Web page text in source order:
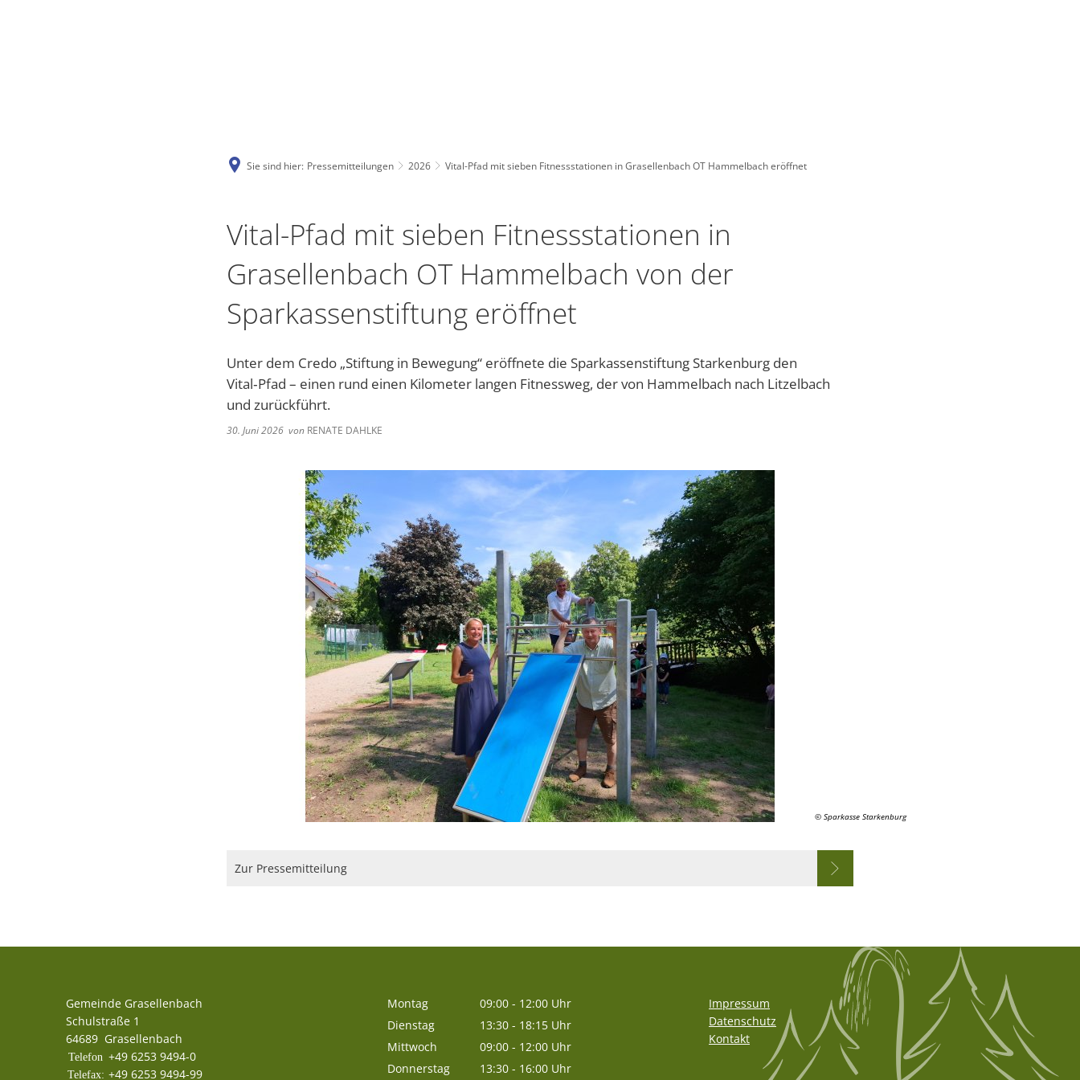
Sie sind hier: Pressemitteilungen 2026 Vital-Pfad mit sieben Fitnessstationen in Grasellenbach OT Hammelbach eröffnet
Vital-Pfad mit sieben Fitnessstationen in
Grasellenbach OT Hammelbach von der
Sparkassenstiftung eröffnet
Unter dem Credo „Stiftung in Bewegung“ eröffnete die Sparkassenstiftung Starkenburg den
Vital‑Pfad – einen rund einen Kilometer langen Fitnessweg, der von Hammelbach nach Litzelbach
und zurückführt.
30. Juni 2026 von RENATE DAHLKE
© Sparkasse Starkenburg
Zur Pressemitteilung
Gemeinde Grasellenbach
Schulstraße 1
64689 Grasellenbach
+49 6253 9494-0
+49 6253 9494-99
Montag 09:00 - 12:00 Uhr
Von 09:00 bis 12:00 Uhr
Dienstag 13:30 - 18:15 Uhr
Von 13:30 bis 18:15 Uhr
Mittwoch 09:00 - 12:00 Uhr
Von 09:00 bis 12:00 Uhr
Donnerstag 13:30 - 16:00 Uhr
Impressum
Datenschutz
Kontakt